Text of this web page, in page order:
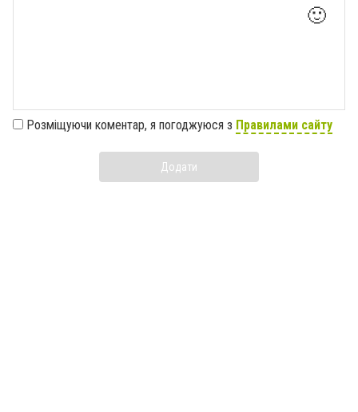
🙂
Розміщуючи коментар, я погоджуюся з Правилами сайту
Додати